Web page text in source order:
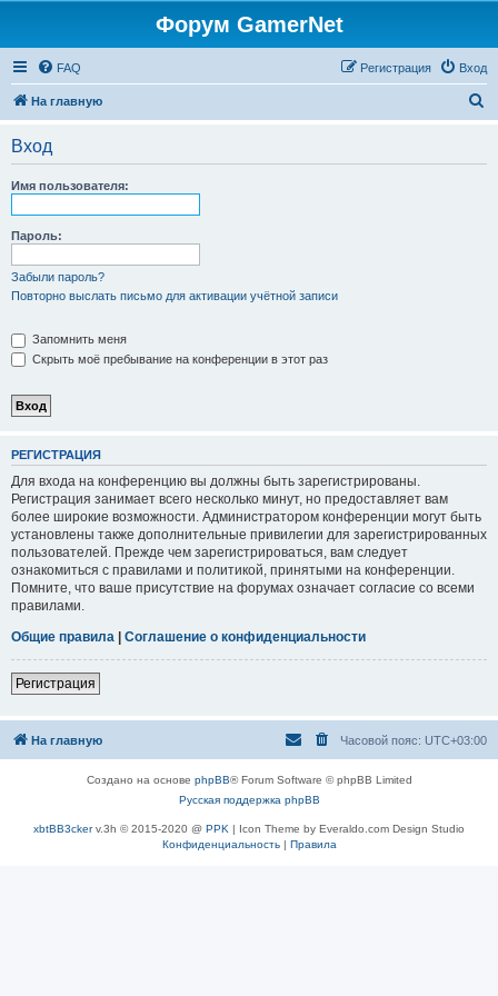
Форум GamerNet
FAQ Вход
Регистрация
На главную
Вход
Имя пользователя:
Пароль:
Забыли пароль?
Повторно выслать письмо для активации учётной записи
Запомнить меня
Скрыть моё пребывание на конференции в этот раз
РЕГИСТРАЦИЯ
Для входа на конференцию вы должны быть зарегистрированы.
Регистрация занимает всего несколько минут, но предоставляет вам
более широкие возможности. Администратором конференции могут быть
установлены также дополнительные привилегии для зарегистрированных
пользователей. Прежде чем зарегистрироваться, вам следует
ознакомиться с правилами и политикой, принятыми на конференции.
Помните, что ваше присутствие на форумах означает согласие со всеми
правилами.
Общие правила | Соглашение о конфиденциальности
Регистрация
На главную Часовой пояс: UTC+03:00
Создано на основе phpBB® Forum Software © phpBB Limited
Русская поддержка phpBB
xbtBB3ckerv.3h © 2015-2020 @ PPK | Icon Theme by Everaldo.com Design Studio
Конфиденциальность| Правила